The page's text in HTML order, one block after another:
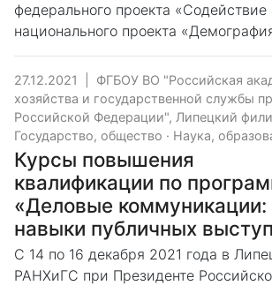
федерального проекта «Содействие
национального проекта
27.12.2021
ФГБОУ ВО "Российская
хозяйства и государственной службы
Российской Федерации", Липецкий
Государство, общество · Наука,
Курсы повышения
квалификации по
«Деловые коммуникации:
навыки публичных
С 14 по 16 декабря 2021 года в
РАНХиГС при Президенте